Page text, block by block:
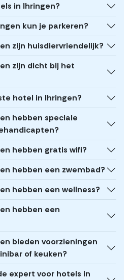
in Ihringen?
kun je parkeren?
zijn huisdiervriendelijk?
zijn dicht bij het
hotel in Ihringen?
hebben speciale
hebben gratis wifi?
hebben een zwembad?
hebben een wellness?
hebben een
bieden voorzieningen
of keuken?
expert voor hotels in